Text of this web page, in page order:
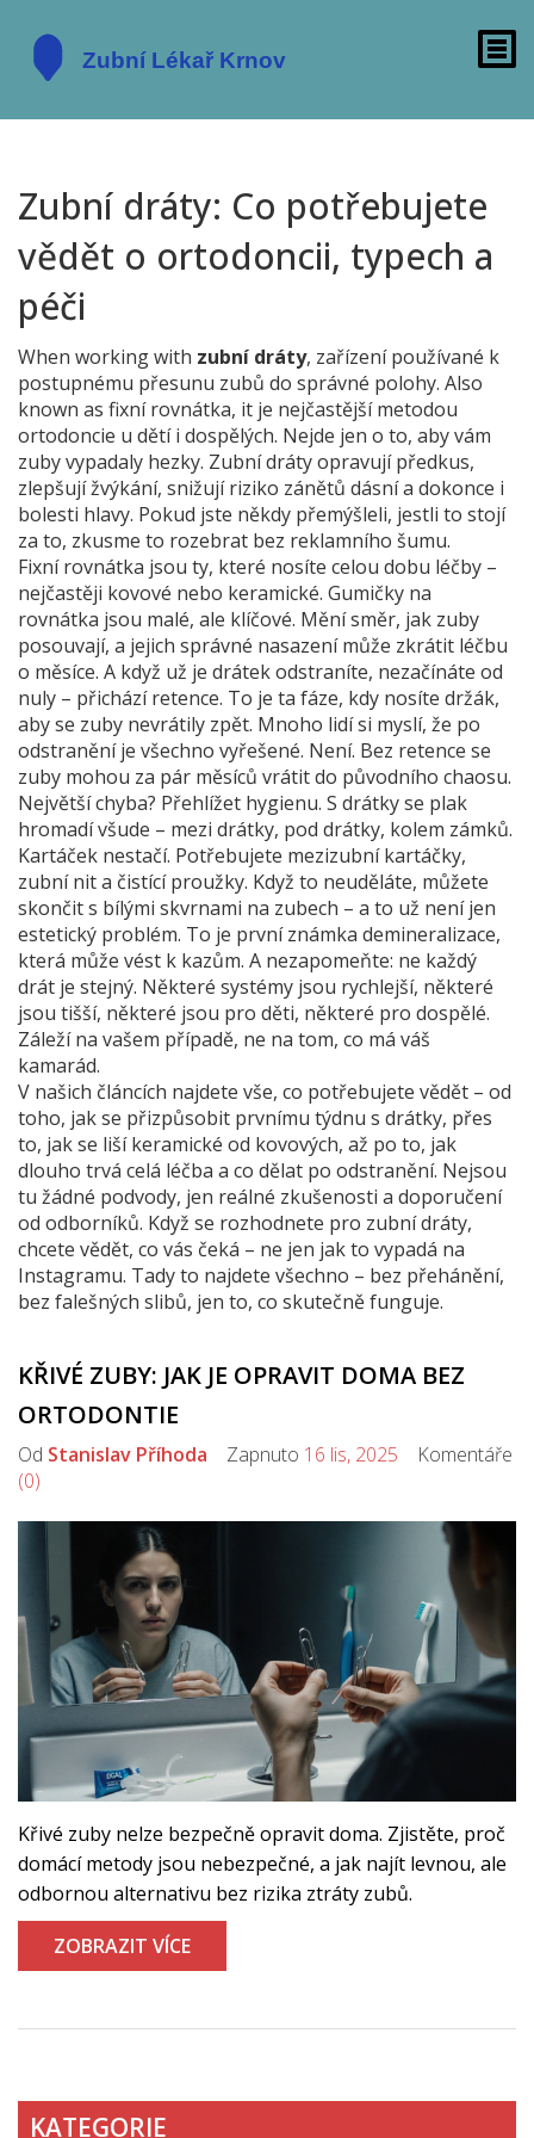
Zubní dráty: Co potřebujete
vědět o ortodoncii, typech a
péči
When working with zubní dráty, zařízení používané k
postupnému přesunu zubů do správné polohy. Also
known as fixní rovnátka, it je nejčastější metodou
ortodoncie u dětí i dospělých. Nejde jen o to, aby vám
zuby vypadaly hezky. Zubní dráty opravují předkus,
zlepšují žvýkání, snižují riziko zánětů dásní a dokonce i
bolesti hlavy. Pokud jste někdy přemýšleli, jestli to stojí
za to, zkusme to rozebrat bez reklamního šumu.
Fixní rovnátka jsou ty, které nosíte celou dobu léčby –
nejčastěji kovové nebo keramické. Gumičky na
rovnátka jsou malé, ale klíčové. Mění směr, jak zuby
posouvají, a jejich správné nasazení může zkrátit léčbu
o měsíce. A když už je drátek odstraníte, nezačínáte od
nuly – přicházíretence. To je ta fáze, kdy nosíte držák,
aby se zuby nevrátily zpět. Mnoho lidí si myslí, že po
odstranění je všechno vyřešené. Není. Bez retence se
zuby mohou za pár měsíců vrátit do původního chaosu.
Největší chyba? Přehlížet hygienu. S drátky se plak
hromadí všude – mezi drátky, pod drátky, kolem zámků.
Kartáček nestačí. Potřebujete mezizubní kartáčky,
zubní nit a čistící proužky. Když to neuděláte, můžete
skončit s bílými skvrnami na zubech – a to už není jen
estetický problém. To je první známka demineralizace,
která může vést k kazům. A nezapomeňte: ne každý
drát je stejný. Některé systémy jsou rychlejší, některé
jsou tišší, některé jsou pro děti, některé pro dospělé.
Záleží na vašem případě, ne na tom, co má váš
kamarád.
V našich článcích najdete vše, co potřebujete vědět – od
toho, jak se přizpůsobit prvnímu týdnu s drátky, přes
to, jak se liší keramické od kovových, až po to, jak
dlouho trvá celá léčba a co dělat po odstranění. Nejsou
tu žádné podvody, jen reálné zkušenosti a doporučení
od odborníků. Když se rozhodnete pro zubní dráty,
chcete vědět, co vás čeká – ne jen jak to vypadá na
Instagramu. Tady to najdete všechno – bez přehánění,
bez falešných slibů, jen to, co skutečně funguje.
KŘIVÉ ZUBY: JAK JE OPRAVIT DOMA BEZ
ORTODONTIE
Od Stanislav Příhoda Zapnuto 16 lis, 2025 Komentáře
(0)
Křivé zuby nelze bezpečně opravit doma. Zjistěte, proč
domácí metody jsou nebezpečné, a jak najít levnou, ale
odbornou alternativu bez rizika ztráty zubů.
ZOBRAZIT VÍCE
KATEGORIE